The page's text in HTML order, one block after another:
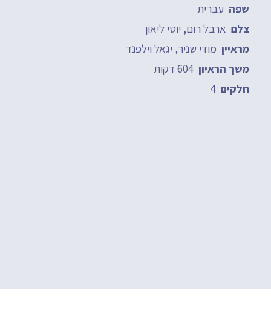
שפה עברית
צלם ארבל רום, יוסי ליאון
מראיין מודי שניר, יגאל וילפנד
משך הראיון 604 דקות
חלקים 4